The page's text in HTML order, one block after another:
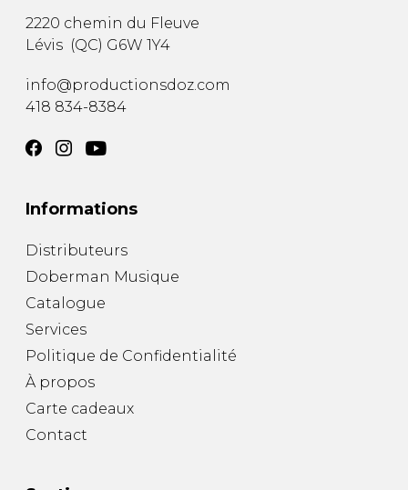
2220 chemin du Fleuve
Lévis (QC) G6W 1Y4
info@productionsdoz.com
418 834-8384
Informations
Distributeurs
Doberman Musique
Catalogue
Services
Politique de Confidentialité
À propos
Carte cadeaux
Contact